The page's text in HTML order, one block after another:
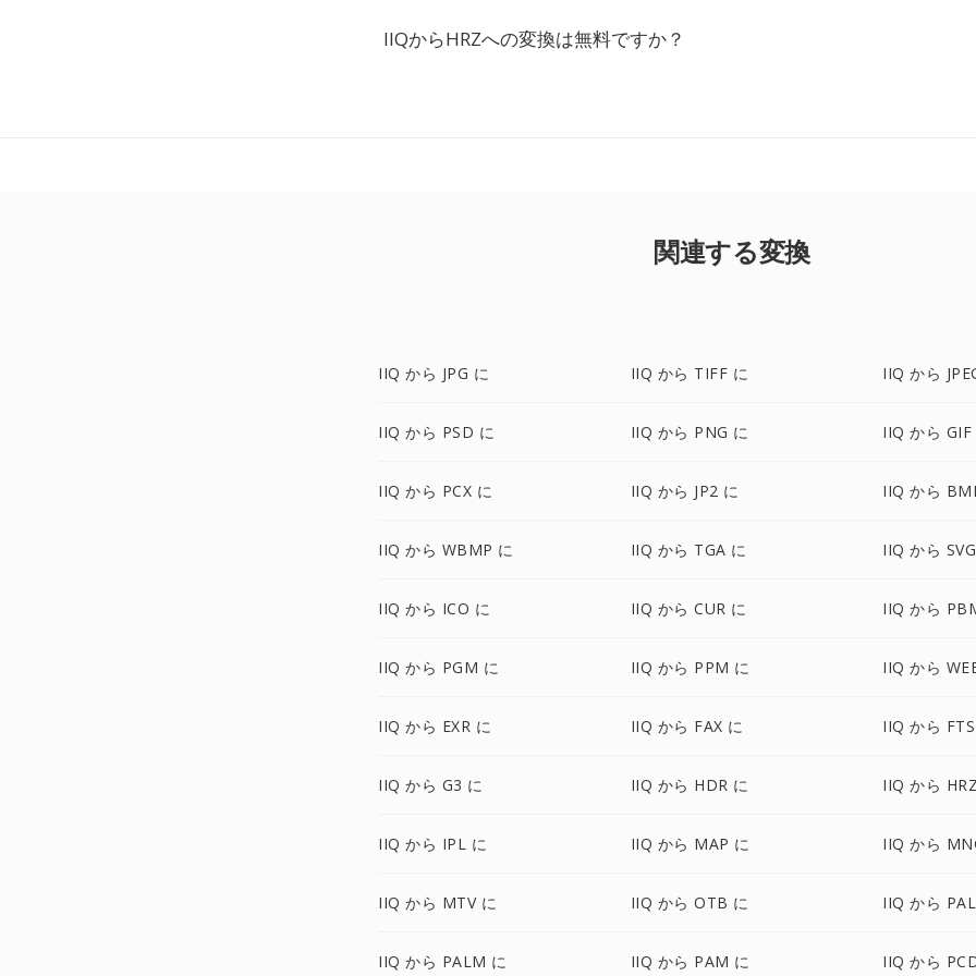
IIQからHRZへの変換は無料ですか？
関連する変換
IIQ から JPG に IIQ から TIFF に IIQ から
IIQ から PSD に IIQ から PNG に IIQ から GIF
IIQ から PCX に IIQ から JP2 に IIQ から
IIQ から WBMP に IIQ から TGA に IIQ から
IIQ から ICO に IIQ から CUR に IIQ から
IIQ から PGM に IIQ から PPM に IIQ から
IIQ から EXR に IIQ から FAX に IIQ から
IIQ から G3 に IIQ から HDR に IIQ から
IIQ から IPL に IIQ から MAP に IIQ から
IIQ から MTV に IIQ から OTB に IIQ から
IIQ から PALM に IIQ から PAM に IIQ から